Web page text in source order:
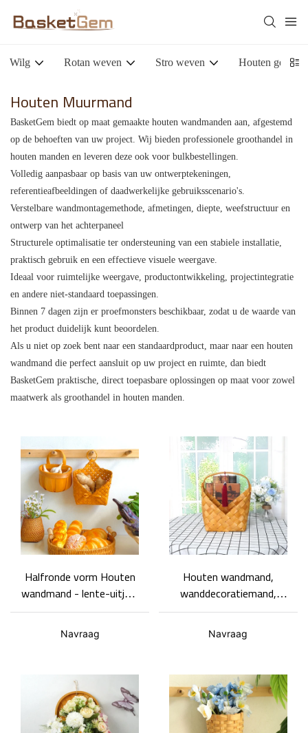
Wilg Rotan weven Stro weven Houten
Houten Muurmand
BasketGem biedt op maat gemaakte houten wandmanden aan, afgestemd
op de behoeften van uw project. Wij bieden professionele groothandel in
houten manden en leveren deze ook voor bulkbestellingen.
Volledig aanpasbaar op basis van uw ontwerptekeningen,
referentieafbeeldingen of daadwerkelijke gebruiksscenario's.
Verstelbare wandmontagemethode, afmetingen, diepte, weefstructuur en
ontwerp van het achterpaneel
Structurele optimalisatie ter ondersteuning van een stabiele installatie,
praktisch gebruik en een effectieve visuele weergave.
Ideaal voor ruimtelijke weergave, productontwikkeling, projectintegratie
en andere niet-standaard toepassingen.
Binnen 7 dagen zijn er proefmonsters beschikbaar, zodat u de waarde van
het product duidelijk kunt beoordelen.
Als u niet op zoek bent naar een standaardproduct, maar naar een houten
wandmand die perfect aansluit op uw project en ruimte, dan biedt
BasketGem praktische, direct toepasbare oplossingen op maat voor zowel
maatwerk als groothandel in houten manden.
Halfronde vorm Houten
wandmand - lente-uitjes,
gember, opbergmand
voor knoflook
Navraag
Houten wandmand,
wanddecoratiemand,
doe-het-zelf houten
bloemenmand, houten
wandmand
Navraag